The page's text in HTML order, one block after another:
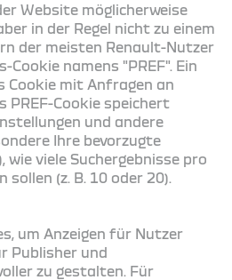
Website möglicherweise
in der Regel nicht zu einem
der meisten Renault-Nutzer
Cookie namens "PREF". Ein
Cookie mit Anfragen an
PREF-Cookie speichert
und andere
Ihre bevorzugte
wie viele Suchergebnisse pro
sollen (z. B. 10 oder 20).
um Anzeigen für Nutzer
Publisher und
zu gestalten. Für